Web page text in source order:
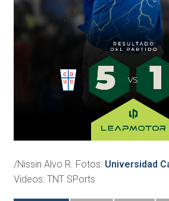
/Nissin Alvo R. Fotos: Universidad
Videos: TNT SPorts